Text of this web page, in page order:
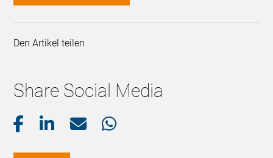
Den Artikel teilen
Share Social Media